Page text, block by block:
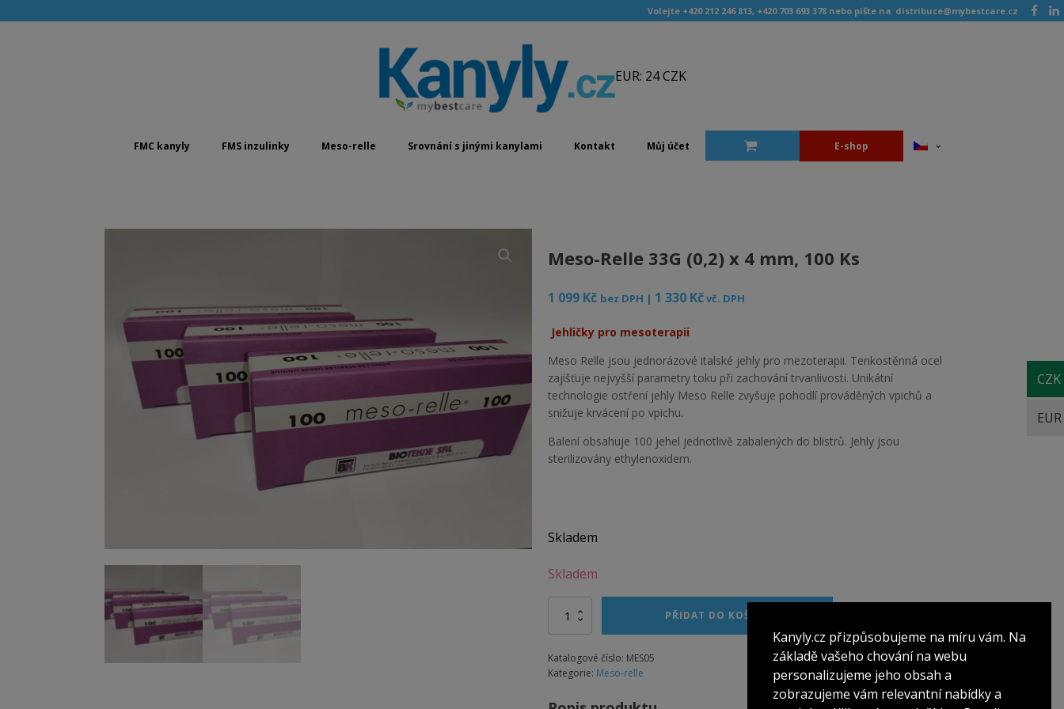
CZK
EUR
Volejte +420 212 246 813, +420 703 693 378 nebo pište na distribuce@mybestcare.cz
EUR: 24 CZK
FMC kanyly FMS inzulinky Meso-relle Srovnání s jinými kanylami Kontakt Můj účet E-shop
Meso-Relle 33G (0,2) x 4 mm, 100 Ks
1 099 Kč bez DPH | 1 330 Kčvč. DPH
Jehličky pro mesoterapii
Meso Relle jsou jednorázové italské jehly pro mezoterapii. Tenkostěnná ocel
zajišťuje nejvyšší parametry toku při zachování trvanlivosti. Unikátní
technologie ostření jehly Meso Relle zvyšuje pohodlí prováděných vpichů a
snižuje krvácení po vpichu.
Balení obsahuje 100 jehel jednotlivě zabalených do blistrů. Jehly jsou
sterilizovány ethylenoxidem.
Skladem
Skladem
Meso-
(0,2)
x
mm,
PŘIDAT DO KOŠÍKU
Alternative:
Katalogové číslo: MES05
Kategorie: Meso-relle
Kanyly.cz přizpůsobujeme na míru vám. Na
základě vašeho chování na webu
personalizujeme jeho obsah a
zobrazujeme vám relevantní nabídky a